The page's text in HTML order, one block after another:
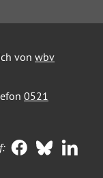
von wbv
0521